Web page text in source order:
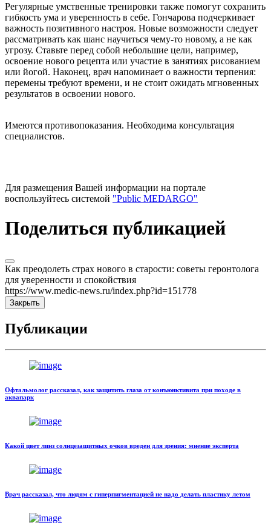
Регулярные умственные тренировки также помогут сохранить
гибкость ума и уверенность в себе. Гончарова подчеркивает
важность позитивного настроя. Новые возможности следует
рассматривать как шанс научиться чему-то новому, а не как
угрозу. Ставьте перед собой небольшие цели, например,
освоение нового рецепта или участие в занятиях рисованием
или йогой. Наконец, врач напоминает о важности терпения:
перемены требуют времени, и не стоит ожидать мгновенных
результатов в освоении нового.
Имеются противопоказания. Необходима консультация
специалистов.
Для размещения Вашей информации на портале
воспользуйтесь системой "Public MEDARGO"
Поделиться публикацией
Как преодолеть страх нового в старости: советы геронтолога
для уверенности и спокойствия
https://www.medic-news.ru/index.php?id=151778
Закрыть
Публикации
Офтальмолог рассказал, как защитить глаза от конъюнктивита при походе в
аквапарк
Какой цвет линз солнцезащитных очков вреден для зрения: мнение эксперта
Врач рассказал, что людям с гиперпигментацией не надо делать пластику летом